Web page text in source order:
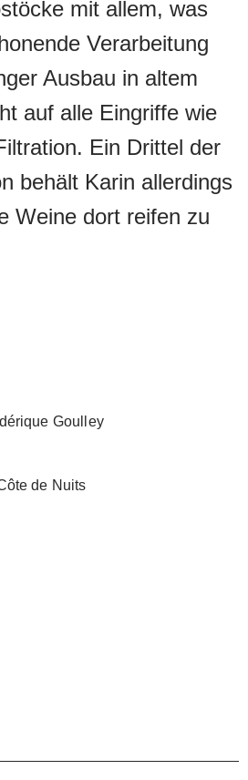
mit allem, was
Verarbeitung
Ausbau in altem
auf alle Eingriffe wie
Ein Drittel der
behält Karin allerdings
Weine dort reifen zu
Goulley
de Nuits